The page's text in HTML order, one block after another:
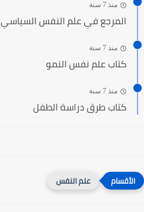
منذ 7 سنة
المرجع في علم النفس السياسي
منذ 7 سنة
كتاب علم نفس النمو
منذ 7 سنة
كتاب طرق دراسة الطفل
علم النفس